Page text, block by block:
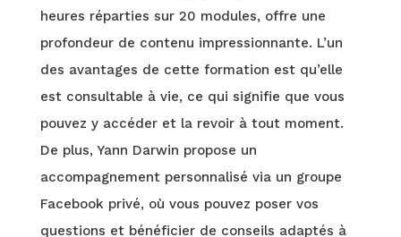
heures réparties sur 20 modules, offre une
profondeur de contenu impressionnante. L’un
des avantages de cette formation est qu’elle
est consultable à vie, ce qui signifie que vous
pouvez y accéder et la revoir à tout moment.
De plus, Yann Darwin propose un
accompagnement personnalisé via un groupe
Facebook privé, où vous pouvez poser vos
questions et bénéficier de conseils adaptés à